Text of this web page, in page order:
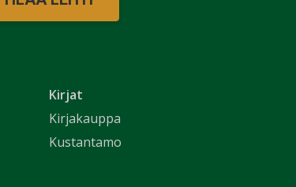
Kirjat
Kirjakauppa
Kustantamo